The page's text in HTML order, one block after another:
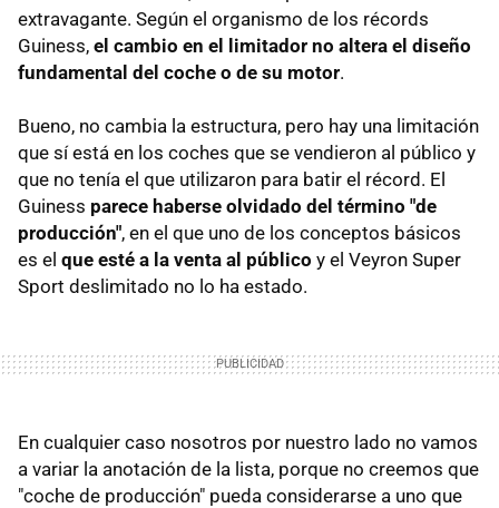
extravagante. Según el organismo de los récords
Guiness, el cambio en el limitador no altera el diseño
fundamental del coche o de su motor.
Bueno, no cambia la estructura, pero hay una limitación
que sí está en los coches que se vendieron al público y
que no tenía el que utilizaron para batir el récord. El
Guiness parece haberse olvidado del término "de
producción", en el que uno de los conceptos básicos
es el que esté a la venta al público y el Veyron Super
Sport deslimitado no lo ha estado.
En cualquier caso nosotros por nuestro lado no vamos
a variar la anotación de la lista, porque no creemos que
"coche de producción" pueda considerarse a uno que